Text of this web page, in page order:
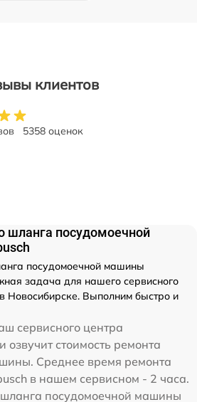
клиентов
5358 оценок
шланга посудомоечной
посудомоечной машины
задача для нашего сервисного
Новосибирске. Выполним быстро и
сервисного центра
озвучит стоимость ремонта
Среднее время ремонта
в нашем сервисном - 2 часа.
посудомоечной машины